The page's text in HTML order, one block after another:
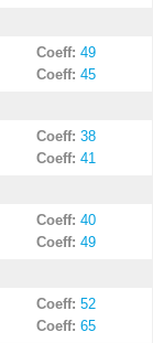
Coeff: 49
Coeff: 45
Coeff: 38
Coeff: 41
Coeff: 40
Coeff: 49
Coeff: 52
Coeff: 65